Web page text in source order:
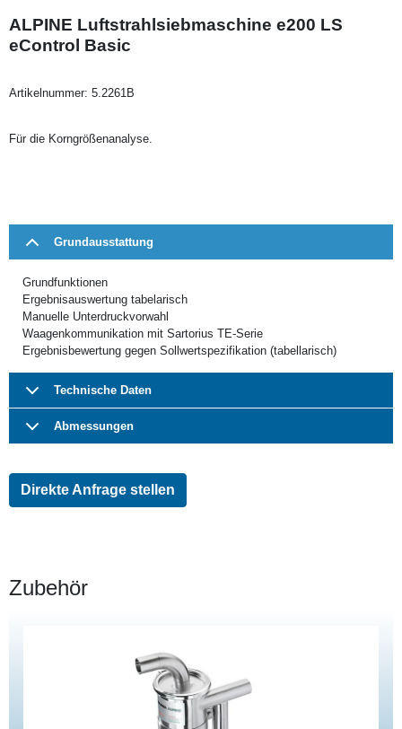
ALPINE Luftstrahlsiebmaschine e200 LS
eControl Basic
Artikelnummer: 5.2261B
Für die Korngrößenanalyse.
Grundausstattung
Grundfunktionen
Ergebnisauswertung tabelarisch
Manuelle Unterdruckvorwahl
Waagenkommunikation mit Sartorius TE-Serie
Ergebnisbewertung gegen Sollwertspezifikation (tabellarisch)
Technische Daten
Abmessungen
Direkte Anfrage stellen
Zubehör